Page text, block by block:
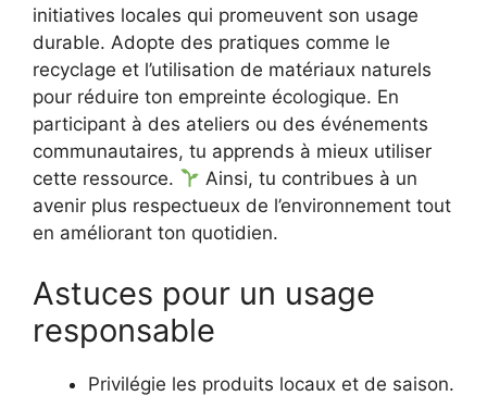
initiatives locales qui promeuvent son usage
durable. Adopte des pratiques comme le
recyclage et l’utilisation de matériaux naturels
pour réduire ton empreinte écologique. En
participant à des ateliers ou des événements
communautaires, tu apprends à mieux utiliser
cette ressource.
Ainsi, tu contribues à un
avenir plus respectueux de l’environnement tout
en améliorant ton quotidien.
Astuces pour un usage
responsable
Privilégie les produits locaux et de saison.